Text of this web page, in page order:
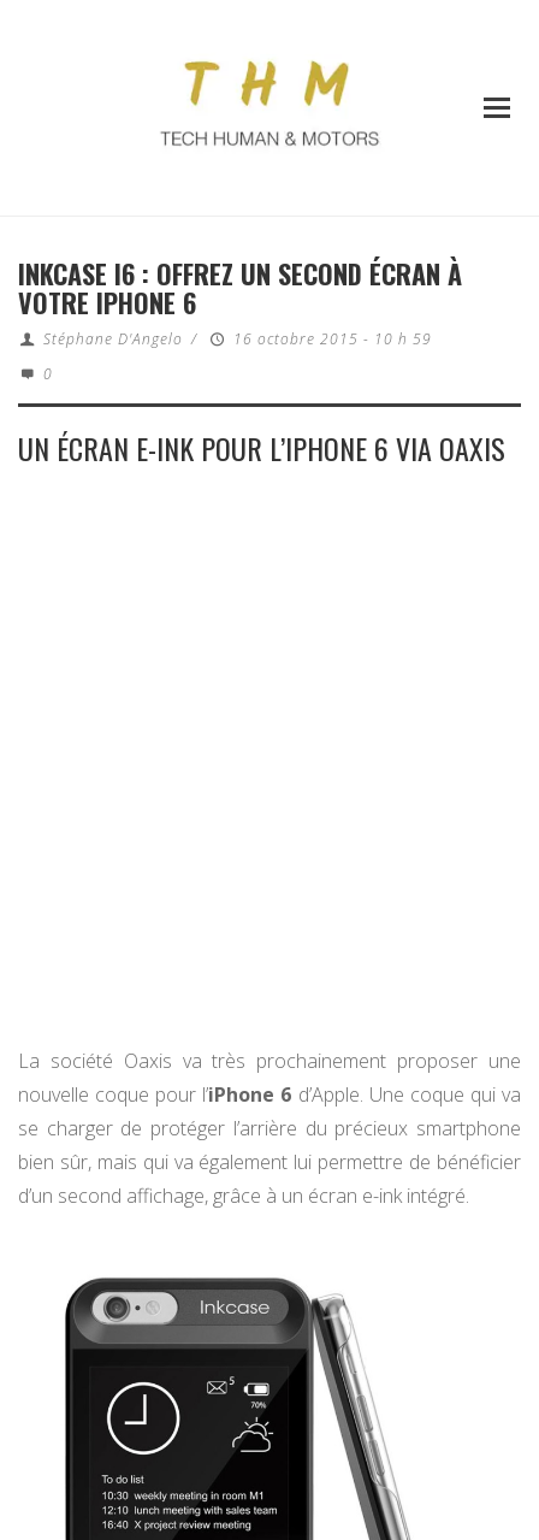
INKCASE I6 : OFFREZ UN SECOND ÉCRAN À
VOTRE IPHONE 6
Stéphane D'Angelo /
16 octobre 2015 - 10 h 59
0
UN ÉCRAN E-INK POUR L’IPHONE 6 VIA OAXIS
La société Oaxis va très prochainement proposer une
nouvelle coque pour l’iPhone 6 d’Apple. Une coque qui va
se charger de protéger l’arrière du précieux smartphone
bien sûr, mais qui va également lui permettre de bénéficier
d’un second affichage, grâce à un écran e-ink intégré.